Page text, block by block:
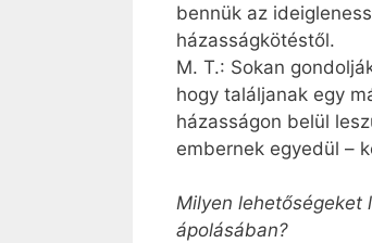
bennük az
házasságkötéstől.
M. T.: Sokan
hogy találjanak egy
házasságon belül
embernek egyedül –
Milyen lehetőségeket
ápolásában?